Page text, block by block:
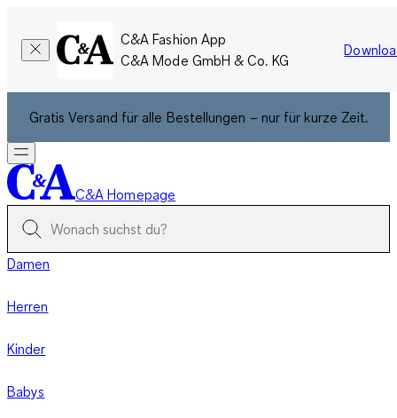
C&A Fashion App
C&A Mode GmbH & Co. KG
Gratis Versand für alle Bestellungen – nur für kurze Zeit.
C&A Homepage
Damen
Herren
Kinder
Babys